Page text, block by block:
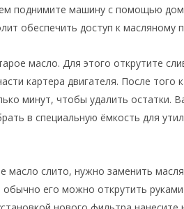
поднимите машину с помощью
обеспечить доступ к масляному
масло. Для этого открутите
картера двигателя. После того
минут, чтобы удалить остатки.
в специальную ёмкость для
масло слито, нужно заменить
обычно его можно открутить